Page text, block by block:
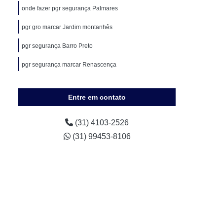
Medicina do Trabalho em Sete Lagoas
Pgr Gro
Segurança
Pgr Segurança do Trabalho
Controle Médico de Saúde Ocupacional
de Saúde Ocupacional
de Saúde Ocupacional
Saúde Ocupacional Pcmso
de Saúde Ocupacional
Ocupacional em Nova Lima
onde fazer pgr segurança Palmares
pgr gro marcar Jardim montanhês
pgr segurança Barro Preto
pgr segurança marcar Renascença
Entre em contato
(31) 4103-2526
(31) 99453-8106